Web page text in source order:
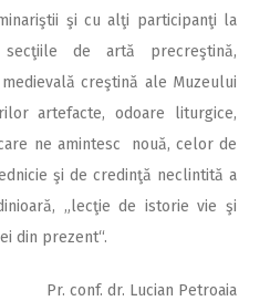
şi cu alţi participanţi la
de artă precreştină,
creştină ale Muzeului
artefacte, odoare liturgice,
ne amintesc nouă, celor de
şi de credinţă neclintită a
„lecţie de istorie vie şi
din prezent“.
Pr. conf. dr. Lucian Petroaia